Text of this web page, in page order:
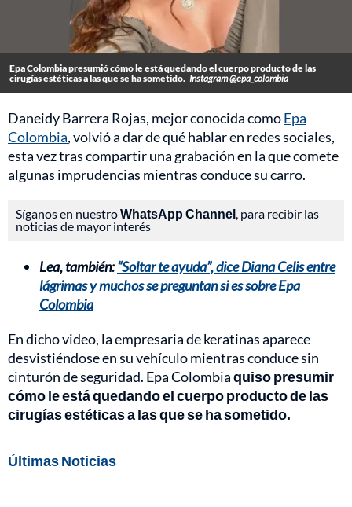
Epa Colombia presumió cómo le está quedando el cuerpo producto de las
cirugías estéticas a las que se ha sometido. Instagram @epa_colombia
Daneidy Barrera Rojas, mejor conocida comoEpa
Colombia, volvió a dar de qué hablar en redes sociales,
esta vez tras compartir una grabación en la que comete
algunas imprudencias mientras conduce su carro.
Síganos en nuestroWhatsApp Channel, para recibir las
noticias de mayor interés
Lea, también:“Soltar te ayuda”, dice Diana Celis entre
lágrimas y muchos se preguntan si es sobre Epa
Colombia
En dicho video, la empresaria de keratinas aparece
desvistiéndose en su vehículo mientras conduce sin
cinturón de seguridad. Epa Colombiaquiso presumir
cómo le está quedando el cuerpo producto de las
cirugías estéticas a las que se ha sometido.
Últimas Noticias